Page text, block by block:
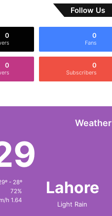
Follow Us
0
Fans
0
0
Subscribers
0
Weather
Lahore
Light Rain
29º - 28º
72%
1.64 km/h